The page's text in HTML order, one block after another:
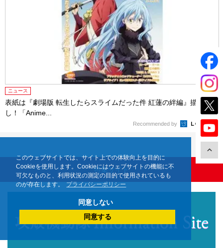
このウェブサイトでは、サイト上での体験向上を目的に
Cookieを使用します。Cookieにはウェブサイトの機能に不
可欠なものと、利用状況の測定の目的で使用されているも
のが存在します。
プライバシーポリシー
同意しない
同意する
ニュース
表紙は『劇場版 転生したらスライムだった件 紅蓮の絆編』描きおろ
し！「Anime...
Recommended by
特集サイト